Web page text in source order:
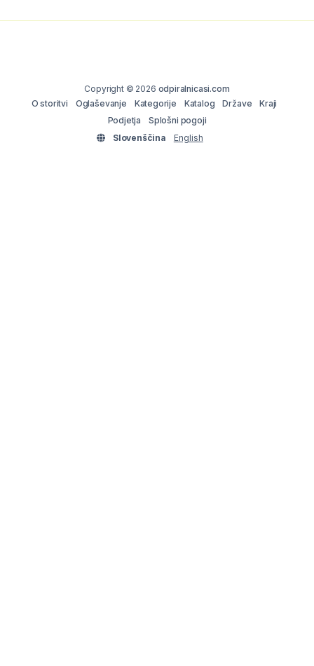
Copyright © 2026 odpiralnicasi.com
O storitvi
Oglaševanje Kategorije Katalog Države
Kraji
Podjetja
Splošni pogoji
Slovenščina
English